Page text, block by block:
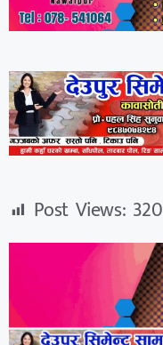
Post Views: 320